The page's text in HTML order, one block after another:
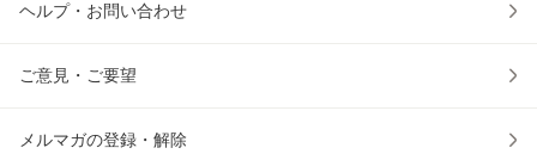
ヘルプ・お問い合わせ
ご意見・ご要望
メルマガの登録・解除